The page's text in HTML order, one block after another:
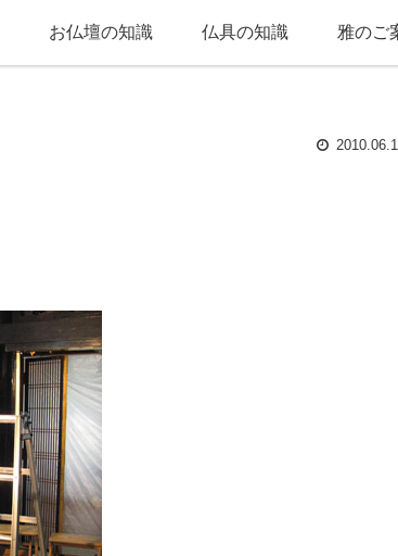
お仏壇の知識 仏具の知識 雅のご